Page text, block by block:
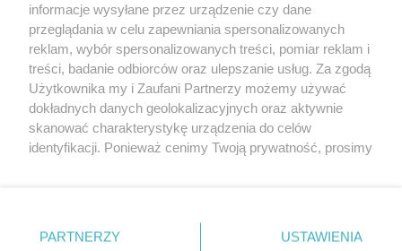
Zapamiętać?
Zaloguj
Zapomniałem hasła
Copyright © 2022 Kurier Szczeciński sp. z o.o.
informacje wysyłane przez urządzenie czy dane
przeglądania w celu zapewniania spersonalizowanych
reklam, wybór spersonalizowanych treści, pomiar reklam i
treści, badanie odbiorców oraz ulepszanie usług. Za zgodą
Użytkownika my i Zaufani Partnerzy możemy używać
dokładnych danych geolokalizacyjnych oraz aktywnie
skanować charakterystykę urządzenia do celów
identyfikacji. Ponieważ cenimy Twoją prywatność, prosimy
prywatności znajdujący się w lewym dolnym rogu strony
. Niektóre rodzaje przetwarzania danych nie wymagają
PARTNERZY USTAWIENIA